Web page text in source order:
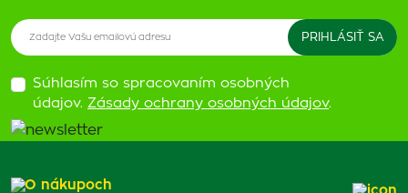
Súhlasím so spracovaním osobných
údajov. Zásady ochrany osobných údajov.
O nákupoch